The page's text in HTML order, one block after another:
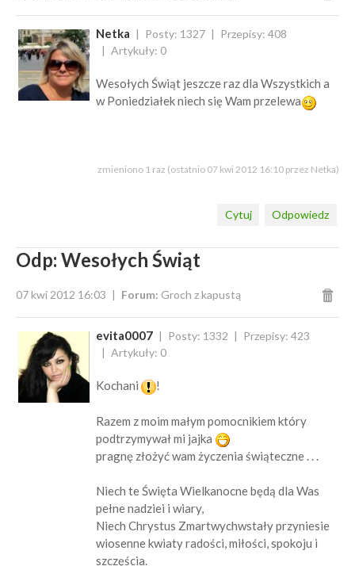
Netka Posty: 1327
Przepisy: 408
Artykuły: 0
Wesołych Świąt jeszcze raz dla Wszystkich a
w Poniedziałek niech się Wam przelewa
zmieniono 1 raz (ostatnio 07 kwi 2012 16:10 przez Netka)
Odpowiedz
Cytuj
Odp: Wesołych Świąt
07 kwi 2012 16:03 Forum: Groch z kapustą
evita0007 Posty: 1332
Przepisy: 423
Artykuły: 0
Kochani !
Razem z moim małym pomocnikiem który
podtrzymywał mi jajka
pragnę złożyć wam życzenia świąteczne . . .
Niech te Święta Wielkanocne będą dla Was
pełne nadziei i wiary,
Niech Chrystus Zmartwychwstały przyniesie
wiosenne kwiaty radości, miłości, spokoju i
szczęścia.